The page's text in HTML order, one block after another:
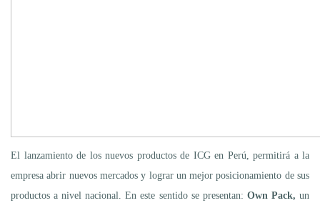
El lanzamiento de los nuevos productos de ICG en Perú, permitirá a la
empresa abrir nuevos mercados y lograr un mejor posicionamiento de sus
productos a nivel nacional. En este sentido se presentan: Own Pack,un